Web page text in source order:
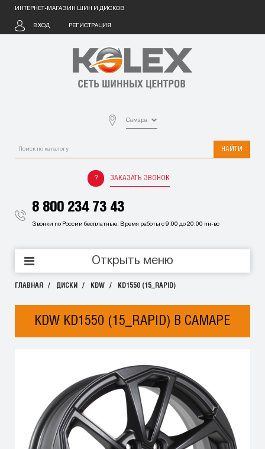
ИНТЕРНЕТ-МАГАЗИН ШИН И ДИСКОВ
ВХОД РЕГИСТРАЦИЯ
Самара
НАЙТИ
ЗАКАЗАТЬ ЗВОНОК
8 800 234 73 43
Звонки по России бесплатные. Время работы с 9:00 до 20:00 пн-вс
Открыть меню
ГЛАВНАЯ ДИСКИ KDW KD1550 (15_RAPID)
KDW KD1550 (15_RAPID) В САМАРЕ